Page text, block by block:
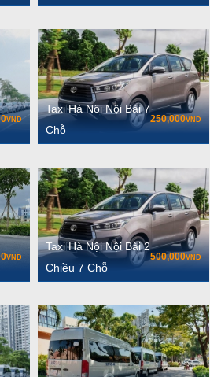
VND
Taxi Hà Nôi Nội Bài 7
Chỗ
250,000VND
VND
Taxi Hà Nội Nội Bài 2
Chiều 7 Chỗ
500,000VND